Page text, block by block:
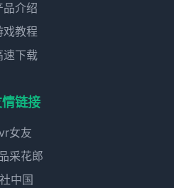
品介绍
戏教程
速下载
情链接
女友
采花郎
中国